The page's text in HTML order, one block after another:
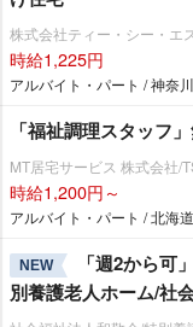
株式会社ティー・シー・エ
時給1,225円
アルバイト・パート / 神奈
「福祉調理スタッフ
MT居宅サービス 株式会社/
時給1,200円～
アルバイト・パート / 北海道
NEW
「週2から可
別養護老人ホーム/社